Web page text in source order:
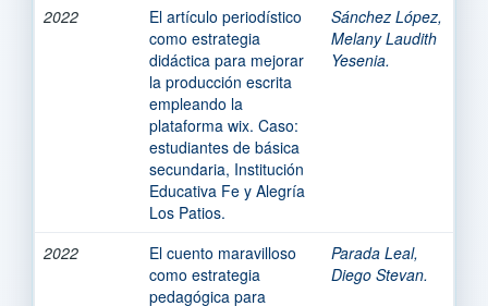
2022
El artículo periodístico
como estrategia
didáctica para mejorar
la producción escrita
empleando la
plataforma wix. Caso:
estudiantes de básica
secundaria, Institución
Educativa Fe y Alegría
Los Patios.
Sánchez López,
Melany Laudith
Yesenia.
2022
El cuento maravilloso
como estrategia
pedagógica para
Parada Leal,
Diego Stevan.